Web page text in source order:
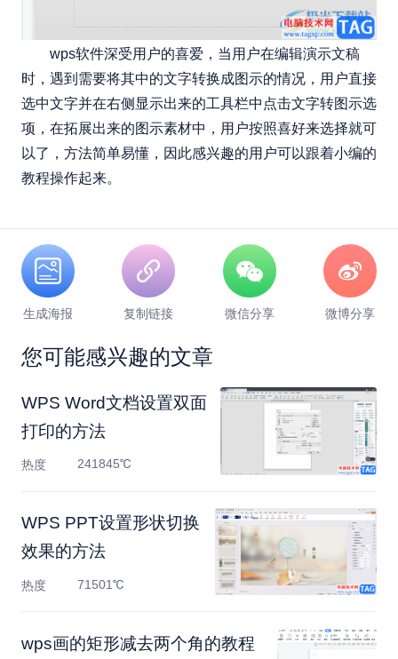
wps软件深受用户的喜爱，当用户在编辑演示文稿
时，遇到需要将其中的文字转换成图示的情况，用户直接
选中文字并在右侧显示出来的工具栏中点击文字转图示选
项，在拓展出来的图示素材中，用户按照喜好来选择就可
以了，方法简单易懂，因此感兴趣的用户可以跟着小编的
教程操作起来。
生成海报 复制链接 微信分享 微博分享
您可能感兴趣的文章
WPS Word文档设置双面
打印的方法
热度 241845℃
WPS PPT设置形状切换
效果的方法
热度 71501℃
​wps画的矩形减去两个角的教程